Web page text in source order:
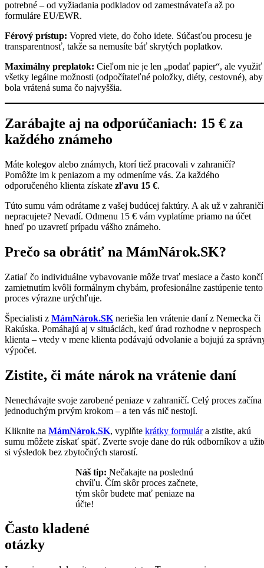
potrebné – od vyžiadania podkladov od zamestnávateľa až po
formuláre EU/EWR.
Férový prístup: Vopred viete, do čoho idete. Súčasťou procesu je
transparentnosť, takže sa nemusíte báť skrytých poplatkov.
Maximálny preplatok: Cieľom nie je len „podať papier“, ale využiť
všetky legálne možnosti (odpočítateľné položky, diéty, cestovné), aby
bola vrátená suma čo najvyššia.
Zarábajte aj na odporúčaniach: 15 € za
každého známeho
Máte kolegov alebo známych, ktorí tiež pracovali v zahraničí?
Pomôžte im k peniazom a my odmeníme vás. Za každého
odporučeného klienta získate zľavu 15 €.
Túto sumu vám odrátame z vašej budúcej faktúry. A ak už v zahraničí
nepracujete? Nevadí. Odmenu 15 € vám vyplatíme priamo na účet
hneď po uzavretí prípadu vášho známeho.
Prečo sa obrátiť na MámNárok.SK?
Zatiaľ čo individuálne vybavovanie môže trvať mesiace a často končí
zamietnutím kvôli formálnym chybám, profesionálne zastúpenie tento
proces výrazne urýchľuje.
Špecialisti z MámNárok.SK neriešia len vrátenie daní z Nemecka či
Rakúska. Pomáhajú aj v situáciách, keď úrad rozhodne v neprospech
klienta – vtedy v mene klienta podávajú odvolanie a bojujú za
výpočet.
Zistite, či máte nárok na vrátenie daní
Nenechávajte svoje zarobené peniaze v zahraničí. Celý proces začína
jednoduchým prvým krokom – a ten vás nič nestojí.
Kliknite na MámNárok.SK, vyplňte krátky formulára zistite, akú
sumu môžete získať späť. Zverte svoje dane do rúk odborníkov a
si výsledok bez zbytočných starostí.
Náš tip: Nečakajte na poslednú
chvíľu. Čím skôr proces začnete,
tým skôr budete mať peniaze na
účte!
Často kladené
otázky